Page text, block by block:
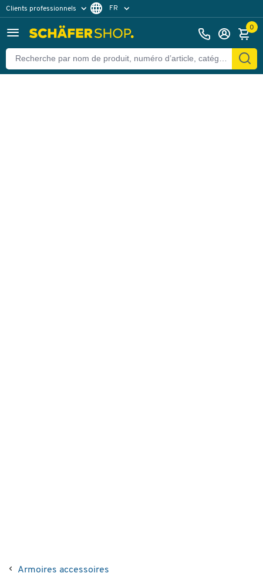
Clients professionnels
Clients particuliers
FR
0
Armoires accessoires
Retour